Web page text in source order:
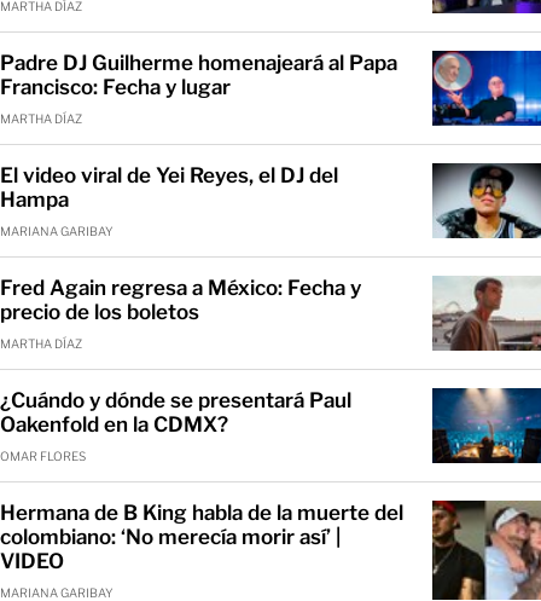
MARTHA DÍAZ
Padre DJ Guilherme homenajeará al Papa
Francisco: Fecha y lugar
MARTHA DÍAZ
El video viral de Yei Reyes, el DJ del
Hampa
MARIANA GARIBAY
Fred Again regresa a México: Fecha y
precio de los boletos
MARTHA DÍAZ
¿Cuándo y dónde se presentará Paul
Oakenfold en la CDMX?
OMAR FLORES
Hermana de B King habla de la muerte del
colombiano: ‘No merecía morir así’ |
VIDEO
MARIANA GARIBAY